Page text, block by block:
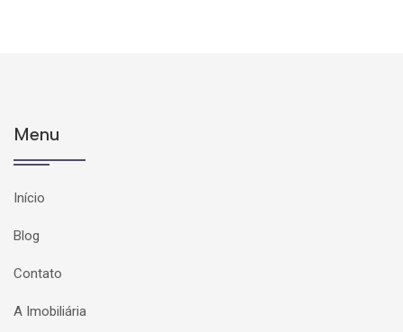
Menu
Início
Blog
Contato
A Imobiliária